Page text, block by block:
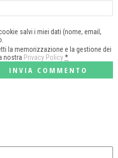
salvi i miei dati (nome, email,
la memorizzazione e la gestione dei
nostra Privacy Policy*